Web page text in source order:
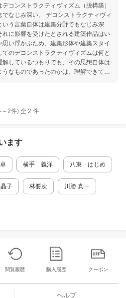
デコンストラクティヴィズム（脱構築）
でなじみ深い。 デコンストラクティヴィ
いう言葉自体は建築分野でもなじみ深
れに影響を受けたとされる建築作品はい
思い浮かぶため、建築形体や建築スタイ
てのデコンストラクティヴィズムは何と
解しているつもりでも、その思想自体は
うなものであったのかは、理解できてい
け入れられ、デザインとして昇華されて
間テクスト性とメタファー 第4章 デ
建築 第5章 異他なる空間 第6章 デリ
ディカルな実践 さらにデリダを探求した
のために
2件) 全 2 件
ます
横手 義洋 八束 はじめ
子 林要次 川勝 真一
閲覧履歴 購入履歴 クーポン
ヘルプ